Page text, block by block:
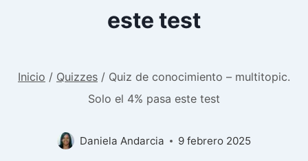
este test
Inicio / Quizzes / Quiz de conocimiento – multitopic.
Solo el 4% pasa este test
Daniela Andarcia 9 febrero 2025